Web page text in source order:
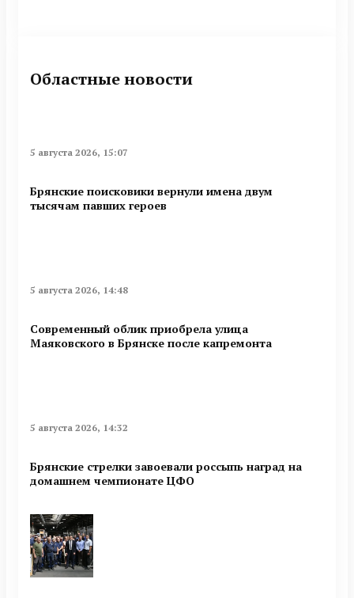
Областные новости
5 августа 2026, 15:07
Брянские поисковики вернули имена двум
тысячам павших героев
5 августа 2026, 14:48
Современный облик приобрела улица
Маяковского в Брянске после капремонта
5 августа 2026, 14:32
Брянские стрелки завоевали россыпь наград на
домашнем чемпионате ЦФО